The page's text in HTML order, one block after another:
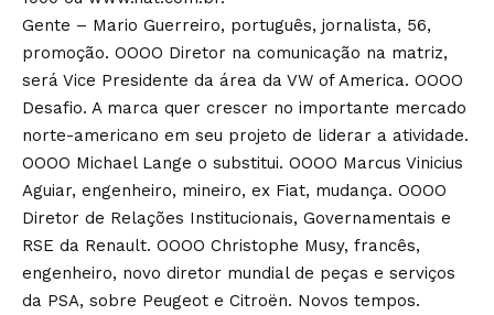
Gente – Mario Guerreiro, português, jornalista, 56,
promoção. OOOO Diretor na comunicação na matriz,
será Vice Presidente da área da VW of America. OOOO
Desafio. A marca quer crescer no importante mercado
norte-americano em seu projeto de liderar a atividade.
OOOO Michael Lange o substitui. OOOO Marcus Vinicius
Aguiar, engenheiro, mineiro, ex Fiat, mudança. OOOO
Diretor de Relações Institucionais, Governamentais e
RSE da Renault. OOOO Christophe Musy, francês,
engenheiro, novo diretor mundial de peças e serviços
da PSA, sobre Peugeot e Citroën. Novos tempos.